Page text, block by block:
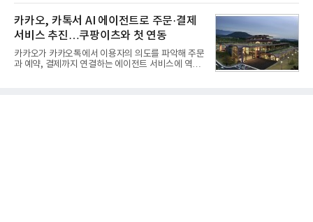
디교육, 대교, 디지
으로 뒤를 이었다.7일 한국기업평판연구소(소장 구창
환)는 산업통상부 공공기관 41개 브랜드를 대상으로
지난 7월 7일부터 8월 7일까지 수집된 소비자 빅데이
터 91,102,549건을 분석한 결과, 한국전력공사가 브
랜드평판지수 10,670,633을 기록하며 8월 1위에 올
랐다고 밝혔다. 분석에 활용된 빅데이터는 지난 7월
(88,893,823건) 대비 2.48% 증가한 수치다.연구소에
카카오, 카톡서 AI 에이전트로 주문·결제
서비스 추진…쿠팡이츠와 첫 연동
카카오가 카카오톡에서 이용자의 의도를 파악해 주문
과 예약, 결제까지 연결하는 에이전트 서비스에 역량